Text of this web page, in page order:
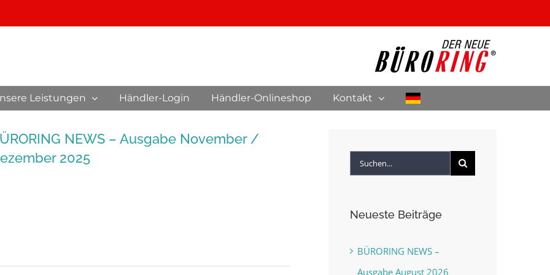
Leistungen Händler-Login Händler-Onlineshop Kontakt
NEWS – Ausgabe November /
2025
Suche
Neueste Beiträge
BÜRORING NEWS –
Ausgabe August 2026